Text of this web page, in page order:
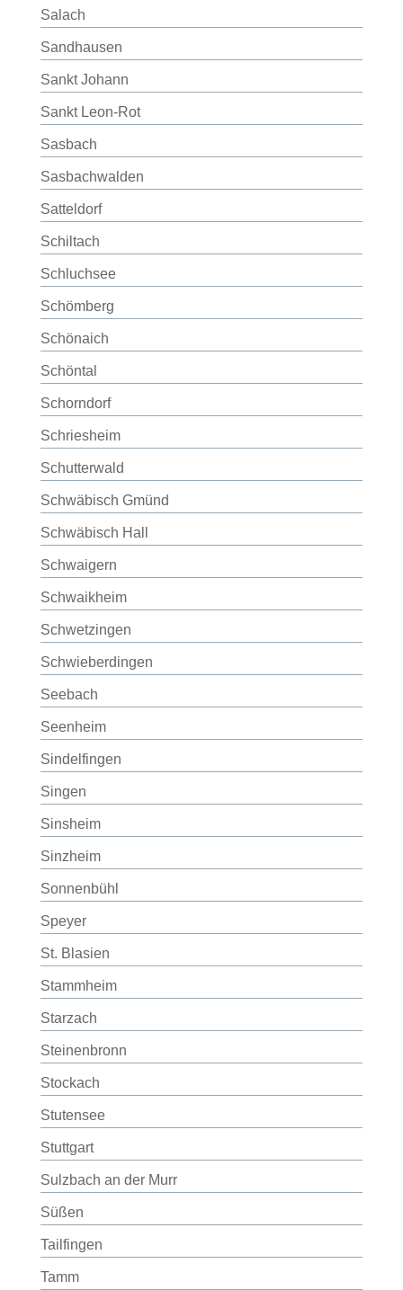
Salach
Sandhausen
Sankt Johann
Sankt Leon-Rot
Sasbach
Sasbachwalden
Satteldorf
Schiltach
Schluchsee
Schömberg
Schönaich
Schöntal
Schorndorf
Schriesheim
Schutterwald
Schwäbisch Gmünd
Schwäbisch Hall
Schwaigern
Schwaikheim
Schwetzingen
Schwieberdingen
Seebach
Seenheim
Sindelfingen
Singen
Sinsheim
Sinzheim
Sonnenbühl
Speyer
St. Blasien
Stammheim
Starzach
Steinenbronn
Stockach
Stutensee
Stuttgart
Sulzbach an der Murr
Süßen
Tailfingen
Tamm